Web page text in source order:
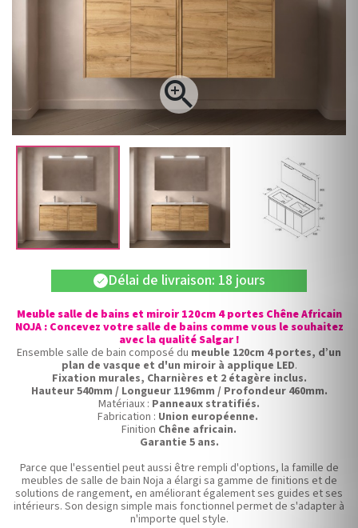

check Délai de livraison: 18 jours
Meuble salle de bains et miroir 120cm 4 portes Chêne Africain
NOJA : Concevez votre salle de bains comme vous le souhaitez
avec la qualité Salgar !
Ensemble salle de bain composé du meuble 120cm 4 portes, d’un
plan de vasque et d'un miroir à applique LED.
Fixation murales, Charnières et 2 étagère inclus.
Hauteur 540mm / Longueur 1196mm / Profondeur 460mm.
Matériaux : Panneaux stratifiés.
Fabrication : Union européenne.
Finition Chêne africain.
Garantie 5 ans.
Parce que l'essentiel peut aussi être rempli d'options, la famille de
meubles de salle de bain Noja a élargi sa gamme de finitions et de
solutions de rangement, en améliorant également ses guides et ses
intérieurs. Son design simple mais fonctionnel permet de s'adapter à
n'importe quel style.